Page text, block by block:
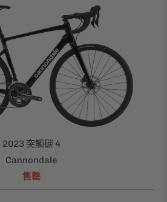
2023 突觸碳 4
Cannondale
售罄